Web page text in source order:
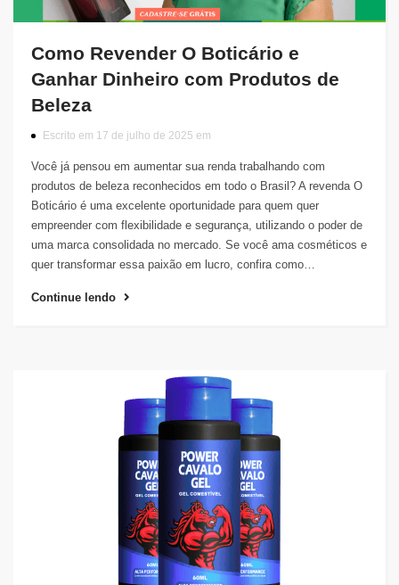
Como Revender O Boticário e
Ganhar Dinheiro com Produtos de
Beleza
Escrito em 17 de julho de 2025 em
Você já pensou em aumentar sua renda trabalhando com
produtos de beleza reconhecidos em todo o Brasil? A revenda O
Boticário é uma excelente oportunidade para quem quer
empreender com flexibilidade e segurança, utilizando o poder de
uma marca consolidada no mercado. Se você ama cosméticos e
quer transformar essa paixão em lucro, confira como…
Continue lendo